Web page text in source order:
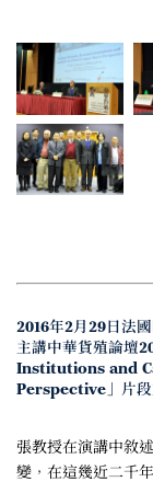
2016年2月29日法
主講中華貨殖論壇
Institutions and
Perspective」片
張教授在演講中敘
變，在這幾近二千